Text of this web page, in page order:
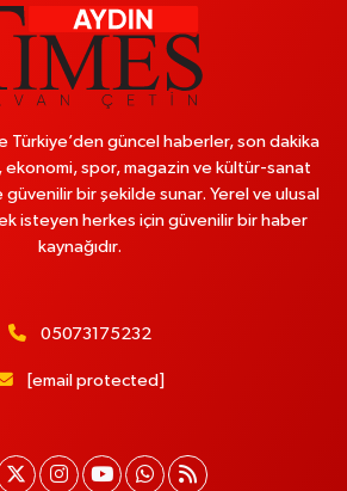
Türkiye’den güncel haberler, son dakika
spor, magazin ve kültür-sanat
güvenilir bir şekilde sunar. Yerel ve ulusal
isteyen herkes için güvenilir bir haber
kaynağıdır.
05073175232
[email protected]